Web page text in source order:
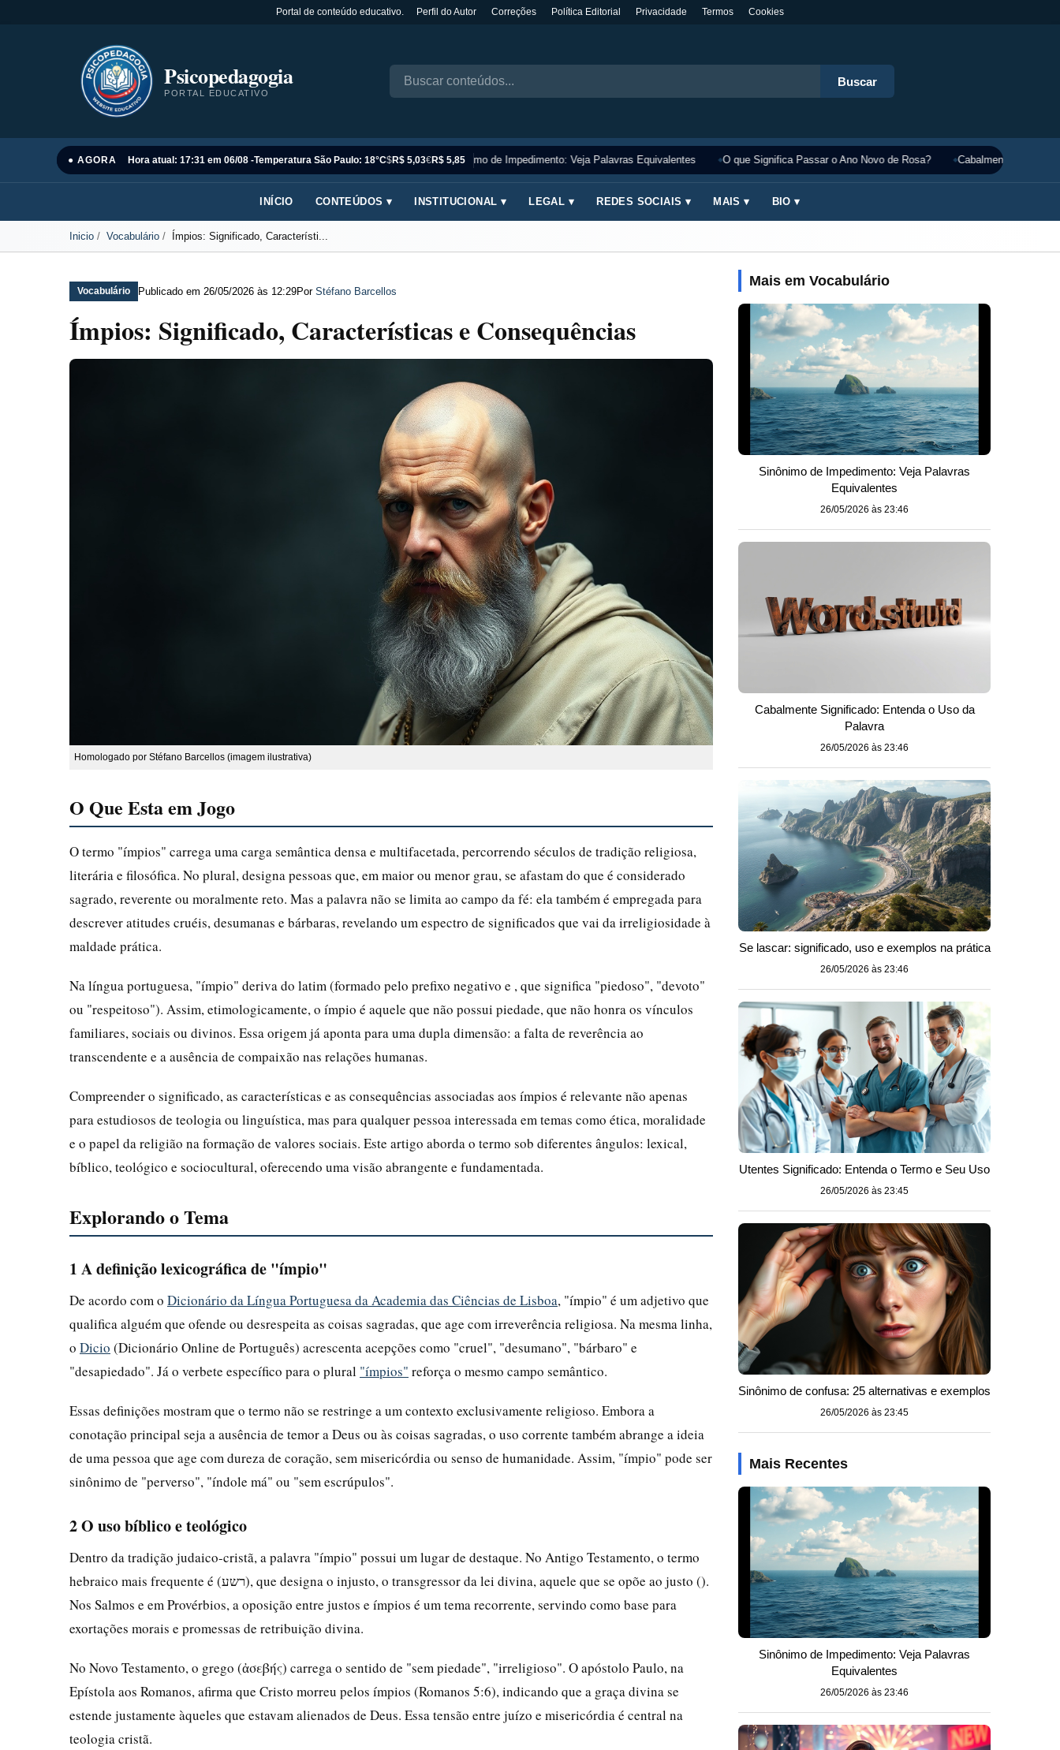
Portal de conteúdo educativo. Perfil do Autor Correções Política Editorial Privacidade Termos Cookies
Psicopedagogia
PORTAL EDUCATIVO
Buscar
● AGORA Hora atual: 17:31 em 06/08 -Temperatura São Paulo: 18°C$R$ 5,03€R$ 5,85
Sinônimo de Impedimento: Veja Palavras Equivalentes O que Significa Passar o Ano Novo de Rosa? Cabalmente
INÍCIO CONTEÚDOS ▾ INSTITUCIONAL ▾ LEGAL ▾ REDES SOCIAIS ▾ MAIS ▾ BIO ▾
Inicio Vocabulário Ímpios: Significado, Característi...
Vocabulário Publicado em 26/05/2026 às 12:29Por Stéfano Barcellos
Ímpios: Significado, Características e Consequências
Homologado por Stéfano Barcellos (imagem ilustrativa)
O Que Esta em Jogo
O termo "ímpios" carrega uma carga semântica densa e multifacetada, percorrendo séculos de tradição religiosa,
literária e filosófica. No plural, designa pessoas que, em maior ou menor grau, se afastam do que é considerado
sagrado, reverente ou moralmente reto. Mas a palavra não se limita ao campo da fé: ela também é empregada para
descrever atitudes cruéis, desumanas e bárbaras, revelando um espectro de significados que vai da irreligiosidade à
maldade prática.
Na língua portuguesa, "ímpio" deriva do latim (formado pelo prefixo negativo e , que significa "piedoso", "devoto"
ou "respeitoso"). Assim, etimologicamente, o ímpio é aquele que não possui piedade, que não honra os vínculos
familiares, sociais ou divinos. Essa origem já aponta para uma dupla dimensão: a falta de reverência ao
transcendente e a ausência de compaixão nas relações humanas.
Compreender o significado, as características e as consequências associadas aos ímpios é relevante não apenas
para estudiosos de teologia ou linguística, mas para qualquer pessoa interessada em temas como ética, moralidade
e o papel da religião na formação de valores sociais. Este artigo aborda o termo sob diferentes ângulos: lexical,
bíblico, teológico e sociocultural, oferecendo uma visão abrangente e fundamentada.
Explorando o Tema
1 A definição lexicográfica de "ímpio"
De acordo com o Dicionário da Língua Portuguesa da Academia das Ciências de Lisboa, "ímpio" é um adjetivo que
qualifica alguém que ofende ou desrespeita as coisas sagradas, que age com irreverência religiosa. Na mesma linha,
o Dicio (Dicionário Online de Português) acrescenta acepções como "cruel", "desumano", "bárbaro" e
"desapiedado". Já o verbete específico para o plural "ímpios" reforça o mesmo campo semântico.
Essas definições mostram que o termo não se restringe a um contexto exclusivamente religioso. Embora a
conotação principal seja a ausência de temor a Deus ou às coisas sagradas, o uso corrente também abrange a ideia
de uma pessoa que age com dureza de coração, sem misericórdia ou senso de humanidade. Assim, "ímpio" pode ser
sinônimo de "perverso", "índole má" ou "sem escrúpulos".
2 O uso bíblico e teológico
Dentro da tradição judaico-cristã, a palavra "ímpio" possui um lugar de destaque. No Antigo Testamento, o termo
hebraico mais frequente é (רשע), que designa o injusto, o transgressor da lei divina, aquele que se opõe ao justo ().
Nos Salmos e em Provérbios, a oposição entre justos e ímpios é um tema recorrente, servindo como base para
exortações morais e promessas de retribuição divina.
No Novo Testamento, o grego (ἀσεβής) carrega o sentido de "sem piedade", "irreligioso". O apóstolo Paulo, na
Epístola aos Romanos, afirma que Cristo morreu pelos ímpios (Romanos 5:6), indicando que a graça divina se
estende justamente àqueles que estavam alienados de Deus. Essa tensão entre juízo e misericórdia é central na
teologia cristã.
Mais em Vocabulário
Sinônimo de Impedimento: Veja Palavras
Equivalentes
26/05/2026 às 23:46
Cabalmente Significado: Entenda o Uso da
Palavra
26/05/2026 às 23:46
Se lascar: significado, uso e exemplos na prática
26/05/2026 às 23:46
Utentes Significado: Entenda o Termo e Seu Uso
26/05/2026 às 23:45
Sinônimo de confusa: 25 alternativas e exemplos
26/05/2026 às 23:45
Mais Recentes
Sinônimo de Impedimento: Veja Palavras
Equivalentes
26/05/2026 às 23:46